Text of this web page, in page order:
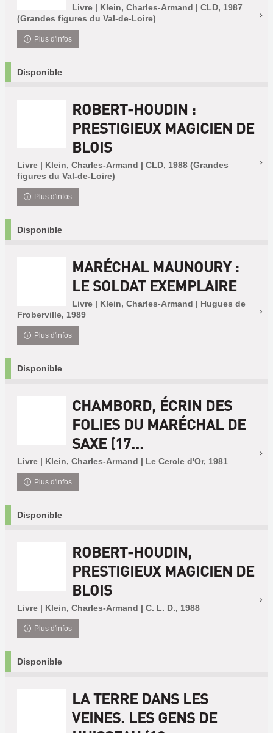
Livre | Klein, Charles-Armand | CLD, 1987
(Grandes figures du Val-de-Loire)
Plus d'infos
Disponible
ROBERT-HOUDIN :
PRESTIGIEUX MAGICIEN DE
BLOIS
Livre | Klein, Charles-Armand | CLD, 1988 (Grandes
figures du Val-de-Loire)
Plus d'infos
Disponible
MARÉCHAL MAUNOURY :
LE SOLDAT EXEMPLAIRE
Livre | Klein, Charles-Armand | Hugues de
Froberville, 1989
Plus d'infos
Disponible
CHAMBORD, ÉCRIN DES
FOLIES DU MARÉCHAL DE
SAXE (17...
Livre | Klein, Charles-Armand | Le Cercle d'Or, 1981
Plus d'infos
Disponible
ROBERT-HOUDIN,
PRESTIGIEUX MAGICIEN DE
BLOIS
Livre | Klein, Charles-Armand | C. L. D., 1988
Plus d'infos
Disponible
LA TERRE DANS LES
VEINES. LES GENS DE